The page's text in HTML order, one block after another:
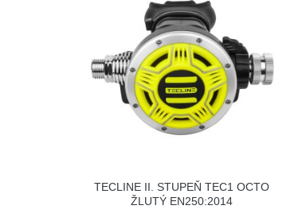
TECLINE II. STUPEŇ TEC1 OCTO
ŽLUTÝ EN250:2014